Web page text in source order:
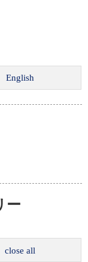
ー
close all